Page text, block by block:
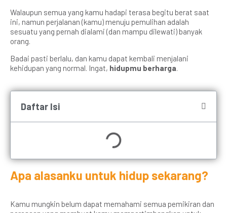
Walaupun semua yang kamu hadapi terasa begitu berat saat
ini, namun perjalanan (kamu) menuju pemulihan adalah
sesuatu yang pernah dialami (dan mampu dilewati) banyak
orang.
Badai pasti berlalu, dan kamu dapat kembali menjalani
kehidupan yang normal. Ingat, hidupmu berharga.
Daftar Isi
Apa alasanku untuk hidup sekarang?
Kamu mungkin belum dapat memahami semua pemikiran dan